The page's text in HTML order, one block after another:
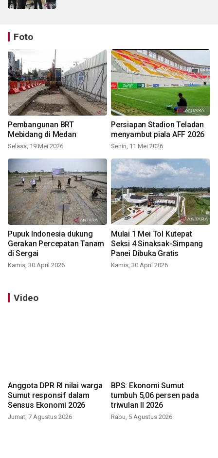
Foto
Pembangunan BRT
Mebidang di Medan
Selasa, 19 Mei 2026
Persiapan Stadion Teladan
menyambut piala AFF 2026
Senin, 11 Mei 2026
Pupuk Indonesia dukung
Gerakan Percepatan Tanam
di Sergai
Kamis, 30 April 2026
Mulai 1 Mei Tol Kutepat
Seksi 4 Sinaksak-Simpang
Panei Dibuka Gratis
Kamis, 30 April 2026
Video
Anggota DPR RI nilai warga
Sumut responsif dalam
Sensus Ekonomi 2026
Jumat, 7 Agustus 2026
BPS: Ekonomi Sumut
tumbuh 5,06 persen pada
triwulan II 2026
Rabu, 5 Agustus 2026